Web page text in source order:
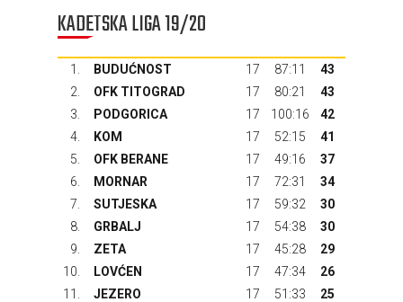
KADETSKA LIGA 19/20
1. BUDUĆNOST 17 87:11
43
2.
OFK TITOGRAD 17 80:21
43
3.
PODGORICA 17 100:16
42
4.
KOM 17 52:15
41
5.
OFK BERANE 17 49:16
37
6.
MORNAR 17 72:31
34
7.
SUTJESKA 17 59:32
30
8.
GRBALJ 17 54:38
30
9.
ZETA 17 45:28
29
10.
LOVĆEN 17 47:34
26
11.
JEZERO 17 51:33
25